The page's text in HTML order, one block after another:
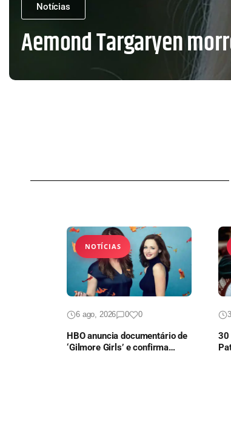
Notícias
Aemond Targaryen
NOTÍCIAS
6 ago, 2026 0 0
HBO anuncia documentário de
‘Gilmore Girls’ e confirma
30